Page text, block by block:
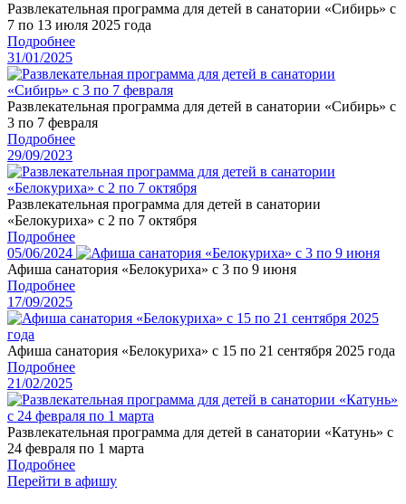
Развлекательная программа для детей в санатории «Сибирь» с
7 по 13 июля 2025 года
Подробнее
31/01/2025
Развлекательная программа для детей в санатории «Сибирь» с
3 по 7 февраля
Подробнее
29/09/2023
Развлекательная программа для детей в санатории
«Белокуриха» с 2 по 7 октября
Подробнее
05/06/2024
Афиша санатория «Белокуриха» с 3 по 9 июня
Подробнее
17/09/2025
Афиша санатория «Белокуриха» с 15 по 21 сентября 2025 года
Подробнее
21/02/2025
Развлекательная программа для детей в санатории «Катунь» с
24 февраля по 1 марта
Подробнее
Перейти в афишу